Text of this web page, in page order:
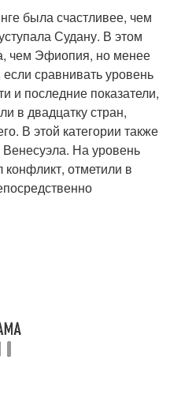
была счастливее, чем
Судану. В этом
чем Эфиопия, но менее
сравнивать уровень
и последние показатели,
в двадцатку стран,
В этой категории также
На уровень
отметили в